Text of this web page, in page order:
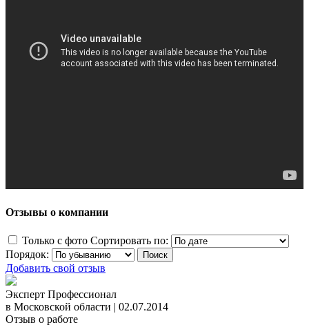
Отзывы о компании
Только с фото Сортировать по:
Порядок:
Добавить свой отзыв
Эксперт Профессионал
в Московской области | 02.07.2014
Отзыв о работе